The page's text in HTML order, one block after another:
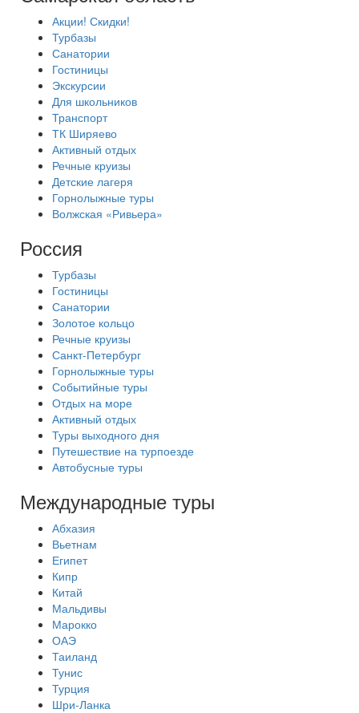
Акции! Скидки!
Турбазы
Санатории
Гостиницы
Экскурсии
Для школьников
Транспорт
ТК Ширяево
Активный отдых
Речные круизы
Детские лагеря
Горнолыжные туры
Волжская «Ривьера»
Россия
Турбазы
Гостиницы
Санатории
Золотое кольцо
Речные круизы
Санкт-Петербург
Горнолыжные туры
Событийные туры
Отдых на море
Активный отдых
Туры выходного дня
Путешествие на турпоезде
Автобусные туры
Международные туры
Абхазия
Вьетнам
Египет
Кипр
Китай
Мальдивы
Марокко
ОАЭ
Таиланд
Тунис
Турция
Шри-Ланка